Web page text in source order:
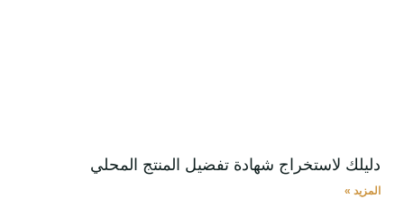
دليلك لاستخراج شهادة تفضيل المنتج المحلي
المزيد »